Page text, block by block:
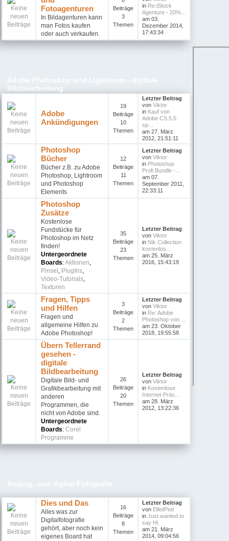
Fotoagenturen
In Bildagenturen kann
man Fotos kaufen
oder auch verkaufen.
Beiträge
3
Themen
in Re:iStock
Agenture - 20%...
am 03.
Dezember 2014,
17:43:34
Bildbearbeitung
Adobe
Ankündigungen
19
Beiträge
10
Themen
Letzter Beitrag
vonViktor
in Kauf von
Adobe CS 5.5
sp...
am 27. März
2012, 21:51:11
Photoshop
Bücher
Bücher z.B. zu Adobe
Photoshop, Lightroom
und Photoshop
Elements
12
Beiträge
11
Themen
Letzter Beitrag
vonViktor
in Photoshop
Profi Bundle -...
am 07.
September 2011,
22:33:11
Photoshop
Zusätze
Kostenlose
Fundstücke für
Photoshop im Netz
finden!
Untergeordnete
Boards:Aktionen,
Pinsel , PlugIns,
Video-Tutorials,
Texturen
35
Beiträge
23
Themen
Letzter Beitrag
vonViktor
in Nik Collection
kostenlos...
am 25. März
2016, 15:43:19
Fragen, Tipps
und Hilfen
Fragen und
allgemeine Hilfen zu
Adobe Photoshop!
3
Beiträge
2
Themen
Letzter Beitrag
vonViktor
in Re: Adobe
Photoshop von ...
am 23. Oktober
2018, 19:55:58
Übern Tellerrand
gesehen -
digitale
Bildbearbeitung
Digitale Bild- und
Grafikbearbeitung mit
anderen
Programmen, die
nicht von Adobe sind.
Untergeordnete
Boards: Corel
Programme
26
Beiträge
20
Themen
Letzter Beitrag
vonViktor
in Kostenlose
Internet-Präs...
am 28. März
2012, 13:22:36
Dies und Das
Alles was zur
Digitalfotografie
gehört, aber noch kein
eigenes Board hat
16
Beiträge
8
Themen
Letzter Beitrag
von ElliotPed
inJust wanted to
say Hi.
am 21. März
2014, 09:04:56